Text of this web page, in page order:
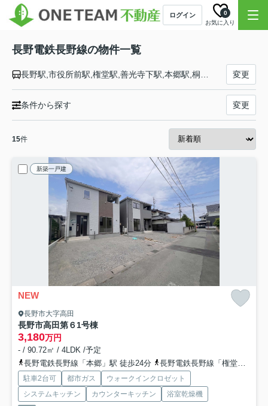
ログイン
お気に入り
0
長野電鉄長野線の物件一覧
変更
条件から探す 変更
15件
新築一戸建
NEW
長野市大字高田
長野市高田第６ 1号棟
3,180万円
- / 90.72㎡ / 4LDK /予定
長野電鉄長野線「本郷」駅 徒歩24分
長野電鉄長野線「権堂」駅 徒歩25分
駐車2台可 都市ガス
ウォークインクロゼット
システムキッチン
カウンターキッチン
浴室乾燥機